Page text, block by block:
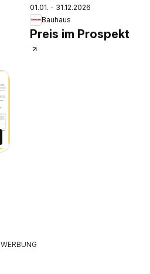
01.01. - 31.12.2026
Bauhaus
Preis im Prospekt
WERBUNG